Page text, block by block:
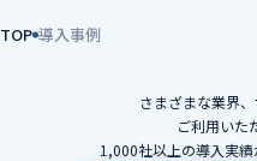
TOP 導入事例
さまざまな業界
ご利用いた
1,000社以上の導入実績